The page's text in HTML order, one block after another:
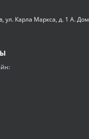
ул. Карла Маркса, д. 1 А. Дом